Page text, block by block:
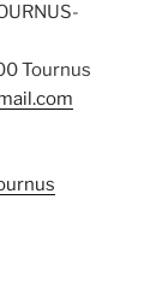
Tournus